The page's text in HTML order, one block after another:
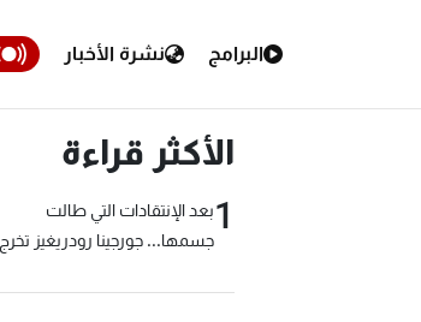
البرامج نشرة الأخبار
الأكثر قراءة
1بعد الإنتقادات التي طالت
جسمها... جورجينا رودريغيز تخرج